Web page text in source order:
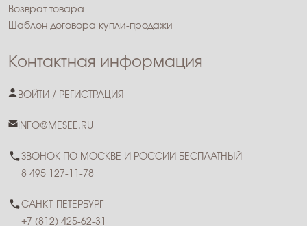
Возврат товара
Шаблон договора купли-продажи
Контактная информация
ВОЙТИ / РЕГИСТРАЦИЯ
INFO@MESEE.RU
ЗВОНОК ПО МОСКВЕ И РОССИИ БЕСПЛАТНЫЙ
8 495 127-11-78
САНКТ-ПЕТЕРБУРГ
+7 (812) 425-62-31